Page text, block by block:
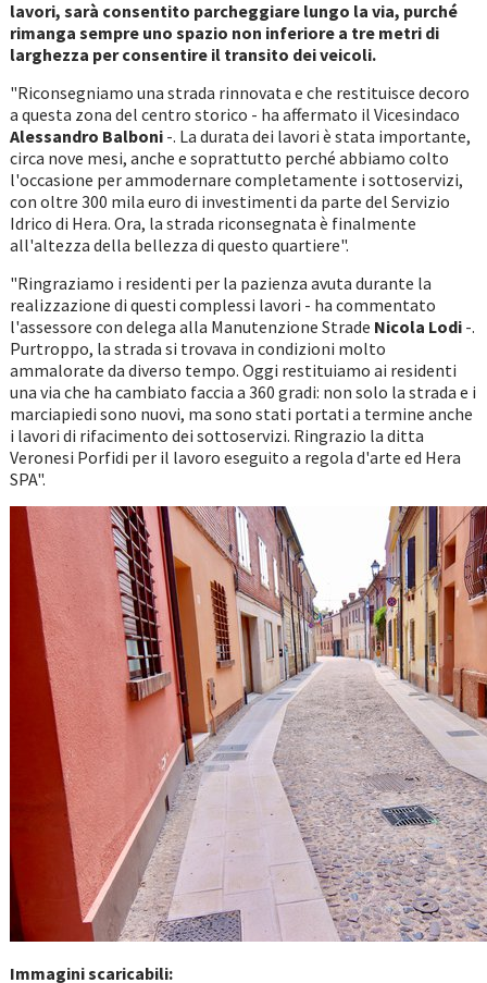
lavori, sarà consentito parcheggiare lungo la via, purché
rimanga sempre uno spazio non inferiore a tre metri di
larghezza per consentire il transito dei veicoli.
"Riconsegniamo una strada rinnovata e che restituisce decoro
a questa zona del centro storico - ha affermato il Vicesindaco
Alessandro Balboni-. La durata dei lavori è stata importante,
circa nove mesi, anche e soprattutto perché abbiamo colto
l'occasione per ammodernare completamente i sottoservizi,
con oltre 300 mila euro di investimenti da parte del Servizio
Idrico di Hera. Ora, la strada riconsegnata è finalmente
all'altezza della bellezza di questo quartiere".
"Ringraziamo i residenti per la pazienza avuta durante la
realizzazione di questi complessi lavori - ha commentato
l'assessore con delega alla Manutenzione Strade Nicola Lodi-.
Purtroppo, la strada si trovava in condizioni molto
ammalorate da diverso tempo. Oggi restituiamo ai residenti
una via che ha cambiato faccia a 360 gradi: non solo la strada e i
marciapiedi sono nuovi, ma sono stati portati a termine anche
i lavori di rifacimento dei sottoservizi. Ringrazio la ditta
Veronesi Porfidi per il lavoro eseguito a regola d'arte ed Hera
SPA".
Immagini scaricabili: